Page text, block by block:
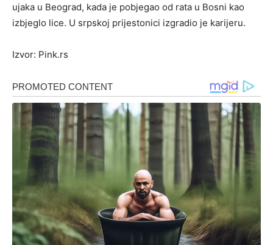
ujaka u Beograd, kada je pobjegao od rata u Bosni kao
izbjeglo lice. U srpskoj prijestonici izgradio je karijeru.
Izvor: Pink.rs